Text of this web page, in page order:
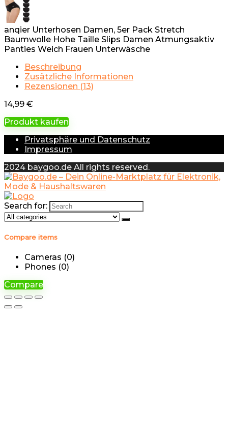
anqier Unterhosen Damen, 5er Pack Stretch
Baumwolle Hohe Taille Slips Damen Atmungsaktiv
Panties Weich Frauen Unterwäsche
Beschreibung
Zusätzliche Informationen
Rezensionen (13)
14,99 €
Produkt kaufen
Privatsphäre und Datenschutz
Impressum
2024 baygoo.de All rights reserved.
Search for:
Compare items
Cameras (0)
Phones (0)
Compare